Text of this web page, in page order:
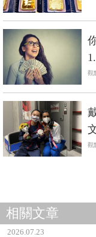
觀
觀
相關文章
2026.07.23